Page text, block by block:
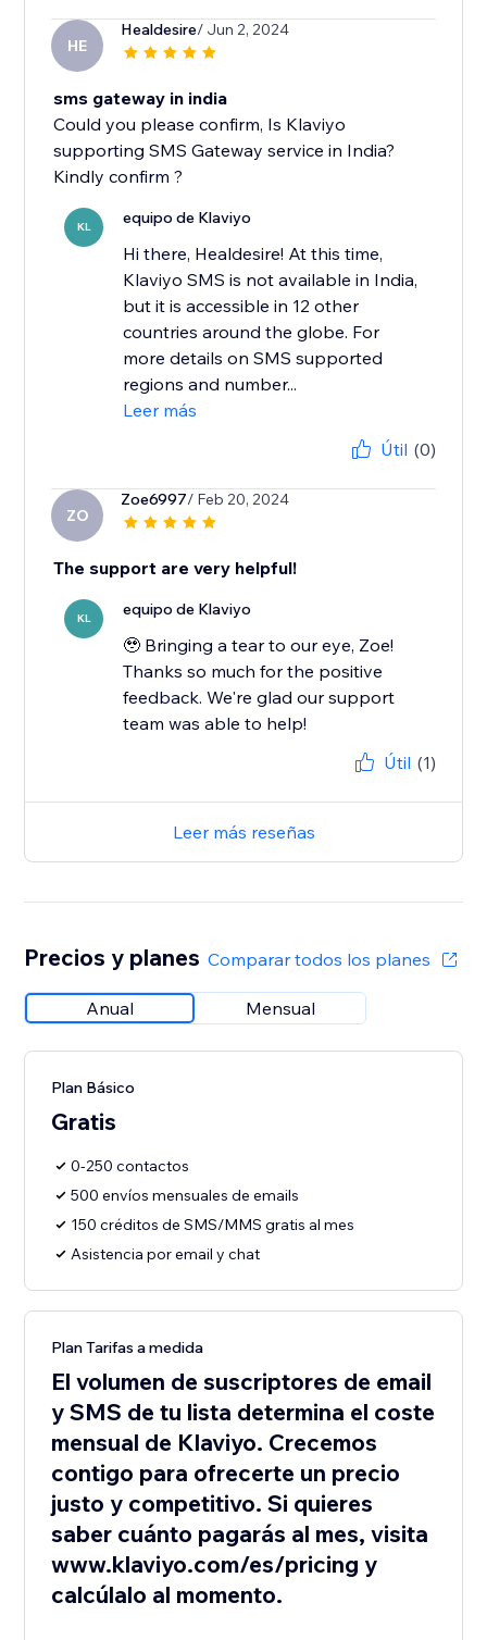
HE
Healdesire/ Jun 2, 2024
sms gateway in india
Could you please confirm, Is Klaviyo
supporting SMS Gateway service in India?
Kindly confirm ?
KL equipo de Klaviyo
Hi there, Healdesire! At this time,
Klaviyo SMS is not available in India,
but it is accessible in 12 other
countries around the globe. For
more details on SMS supported
regions and number...
Leer más
Útil (0)
ZO
Zoe6997/ Feb 20, 2024
The support are very helpful!
KL equipo de Klaviyo
🥹 Bringing a tear to our eye, Zoe!
Thanks so much for the positive
feedback. We're glad our support
team was able to help!
Útil (1)
Leer más reseñas
Precios y planes Comparar todos los planes
Anual Mensual
Plan Básico
Gratis
0-250 contactos
500 envíos mensuales de emails
150 créditos de SMS/MMS gratis al mes
Asistencia por email y chat
Plan Tarifas a medida
El volumen de suscriptores de email
y SMS de tu lista determina el coste
mensual de Klaviyo. Crecemos
contigo para ofrecerte un precio
justo y competitivo. Si quieres
saber cuánto pagarás al mes, visita
www.klaviyo.com/es/pricing y
calcúlalo al momento.